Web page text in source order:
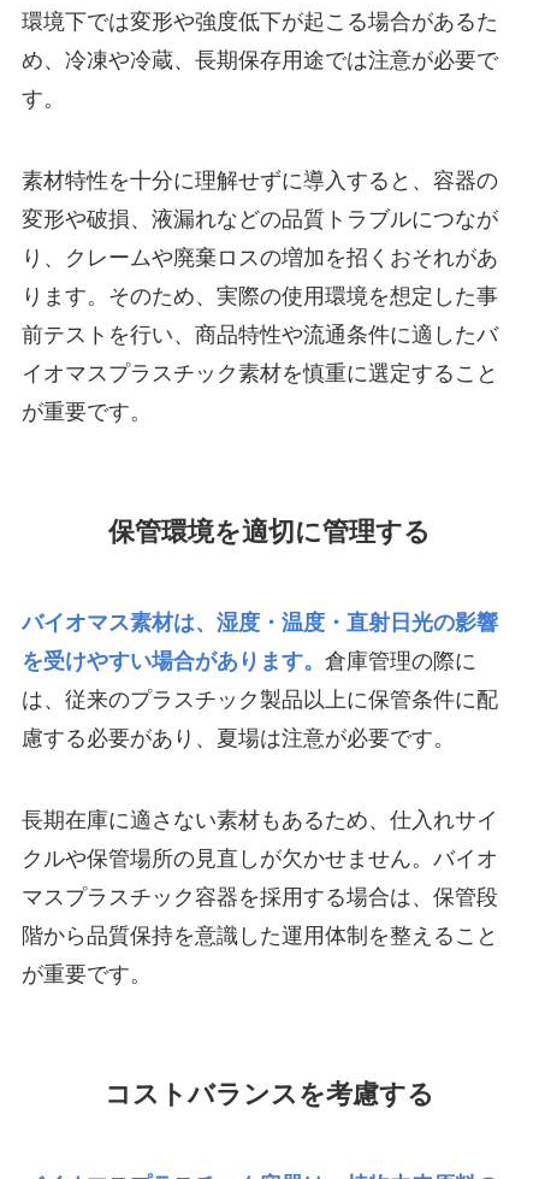
環境下では変形や強度低下が起こる場合があるた
め、冷凍や冷蔵、長期保存用途では注意が必要で
す。
素材特性を十分に理解せずに導入すると、容器の
変形や破損、液漏れなどの品質トラブルにつなが
り、クレームや廃棄ロスの増加を招くおそれがあ
ります。そのため、実際の使用環境を想定した事
前テストを行い、商品特性や流通条件に適したバ
イオマスプラスチック素材を慎重に選定すること
が重要です。
保管環境を適切に管理する
バイオマス素材は、湿度・温度・直射日光の影響
を受けやすい場合があります。 倉庫管理の際に
は、従来のプラスチック製品以上に保管条件に配
慮する必要があり、夏場は注意が必要です。
長期在庫に適さない素材もあるため、仕入れサイ
クルや保管場所の見直しが欠かせません。バイオ
マスプラスチック容器を採用する場合は、保管段
階から品質保持を意識した運用体制を整えること
が重要です。
コストバランスを考慮する